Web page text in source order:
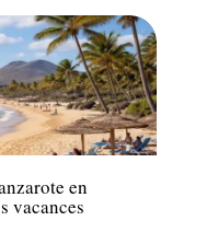
en
vacances